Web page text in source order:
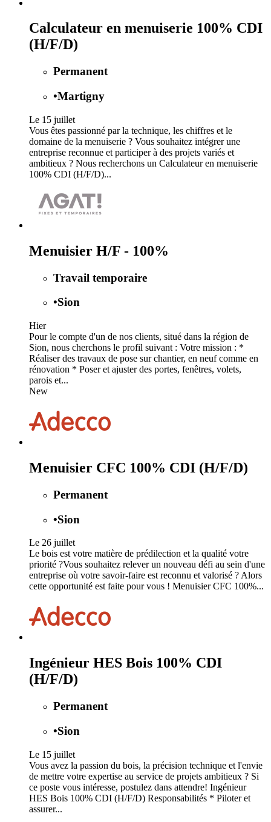
Calculateur en menuiserie 100% CDI
(H/F/D)
Permanent
•Martigny
Le 15 juillet
Vous êtes passionné par la technique, les chiffres et le
domaine de la menuiserie ? Vous souhaitez intégrer une
entreprise reconnue et participer à des projets variés et
ambitieux ? Nous recherchons un Calculateur en menuiserie
100% CDI (H/F/D)...
Menuisier H/F - 100%
Travail temporaire
•Sion
Hier
Pour le compte d'un de nos clients, situé dans la région de
Sion, nous cherchons le profil suivant : Votre mission : *
Réaliser des travaux de pose sur chantier, en neuf comme en
rénovation * Poser et ajuster des portes, fenêtres, volets,
parois et...
New
Menuisier CFC 100% CDI (H/F/D)
Permanent
•Sion
Le 26 juillet
Le bois est votre matière de prédilection et la qualité votre
priorité ?Vous souhaitez relever un nouveau défi au sein d'une
entreprise où votre savoir-faire est reconnu et valorisé ? Alors
cette opportunité est faite pour vous ! Menuisier CFC 100%...
Ingénieur HES Bois 100% CDI
(H/F/D)
Permanent
•Sion
Le 15 juillet
Vous avez la passion du bois, la précision technique et l'envie
de mettre votre expertise au service de projets ambitieux ? Si
ce poste vous intéresse, postulez dans attendre! Ingénieur
HES Bois 100% CDI (H/F/D) Responsabilités * Piloter et
assurer...